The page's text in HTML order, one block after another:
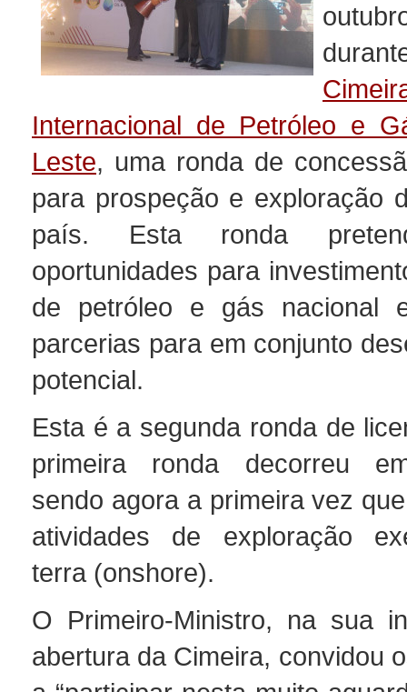
Internacional de Petróleo e
Leste, uma ronda de
para prospeção e exploração
país. Esta ronda
oportunidades para
de petróleo e gás nacional
parcerias para em conjunto
potencial.
Esta é a segunda ronda de
primeira ronda decorreu
sendo agora a primeira vez
atividades de exploração
terra (onshore).
O Primeiro-Ministro, na sua
abertura da Cimeira, convidou